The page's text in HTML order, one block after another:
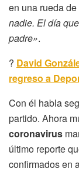
en una rueda
nadie. El día
padre».
? David
regreso a
Con él habla
partido. Ahora
coronavirus
último reporte
confirmados en